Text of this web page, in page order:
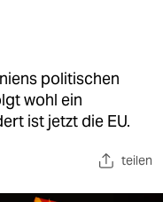
politischen
wohl ein
ist jetzt die EU.
teilen